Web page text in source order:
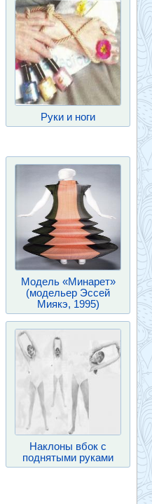
Руки и ноги
Модель «Минарет»
(модельер Эссей
Миякэ, 1995)
Наклоны вбок с
поднятыми руками